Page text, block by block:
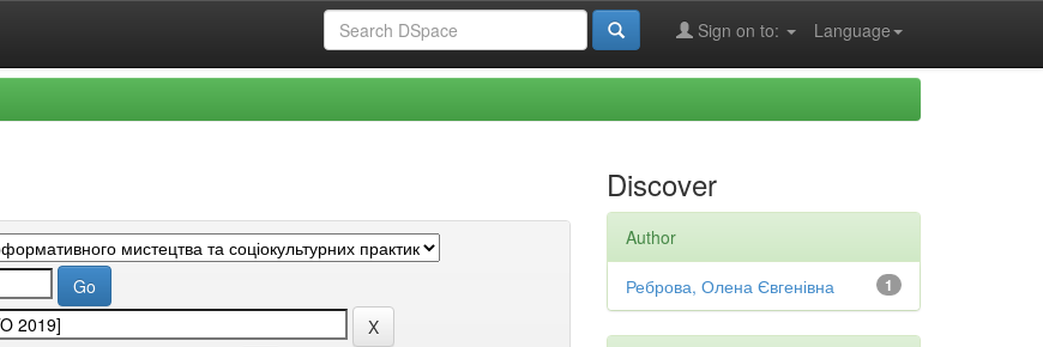
Language
Sign on to:
Discover
Author
1
Реброва, Олена Євгенівна